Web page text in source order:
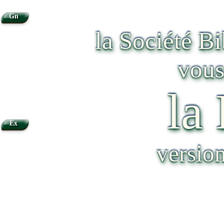
la Société
la
Gn
Ex